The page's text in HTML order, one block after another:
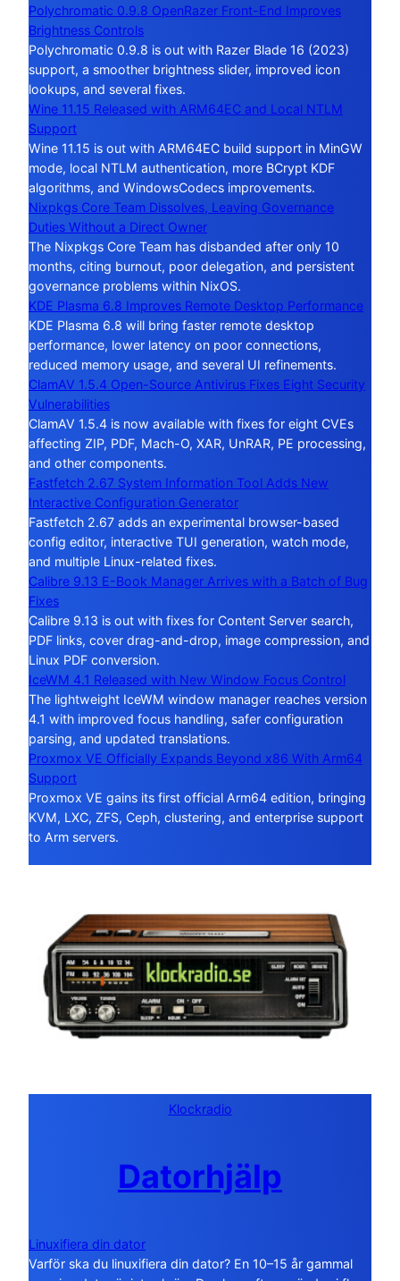
Polychromatic 0.9.8 OpenRazer Front-End Improves
Brightness Controls
Polychromatic 0.9.8 is out with Razer Blade 16 (2023)
support, a smoother brightness slider, improved icon
lookups, and several fixes.
Wine 11.15 Released with ARM64EC and Local NTLM
Support
Wine 11.15 is out with ARM64EC build support in MinGW
mode, local NTLM authentication, more BCrypt KDF
algorithms, and WindowsCodecs improvements.
Nixpkgs Core Team Dissolves, Leaving Governance
Duties Without a Direct Owner
The Nixpkgs Core Team has disbanded after only 10
months, citing burnout, poor delegation, and persistent
governance problems within NixOS.
KDE Plasma 6.8 Improves Remote Desktop Performance
KDE Plasma 6.8 will bring faster remote desktop
performance, lower latency on poor connections,
reduced memory usage, and several UI refinements.
ClamAV 1.5.4 Open-Source Antivirus Fixes Eight Security
Vulnerabilities
ClamAV 1.5.4 is now available with fixes for eight CVEs
affecting ZIP, PDF, Mach-O, XAR, UnRAR, PE processing,
and other components.
Fastfetch 2.67 System Information Tool Adds New
Interactive Configuration Generator
Fastfetch 2.67 adds an experimental browser-based
config editor, interactive TUI generation, watch mode,
and multiple Linux-related fixes.
Calibre 9.13 E-Book Manager Arrives with a Batch of Bug
Fixes
Calibre 9.13 is out with fixes for Content Server search,
PDF links, cover drag-and-drop, image compression, and
Linux PDF conversion.
IceWM 4.1 Released with New Window Focus Control
The lightweight IceWM window manager reaches version
4.1 with improved focus handling, safer configuration
parsing, and updated translations.
Proxmox VE Officially Expands Beyond x86 With Arm64
Support
Proxmox VE gains its first official Arm64 edition, bringing
KVM, LXC, ZFS, Ceph, clustering, and enterprise support
to Arm servers.
Klockradio
Datorhjälp
Linuxifiera din dator
Varför ska du linuxifiera din dator? En 10–15 år gammal